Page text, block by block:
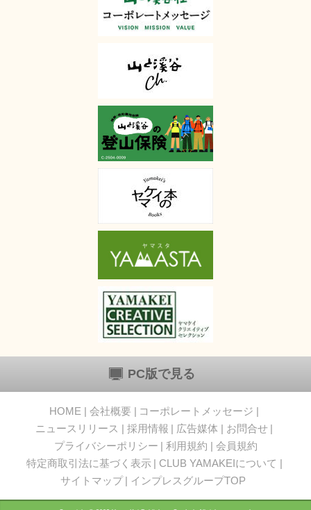
PC版で見る
HOME 会社概要
コーポレートメッセージ
ニュースリリース
採用情報 広告媒体
お問合せ
プライバシーポリシー
利用規約
会員規約
特定商取引法に基づく表示
CLUB YAMAKEIについて
サイトマップ
インプレスグループTOP